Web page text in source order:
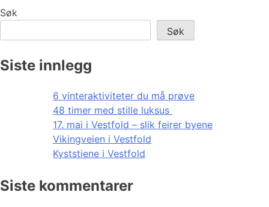
Søk
Søk
Siste innlegg
6 vinteraktiviteter du må prøve
48 timer med stille luksus
17. mai i Vestfold – slik feirer byene
Vikingveien i Vestfold
Kyststiene i Vestfold
Siste kommentarer